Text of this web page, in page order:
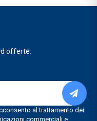
offerte.